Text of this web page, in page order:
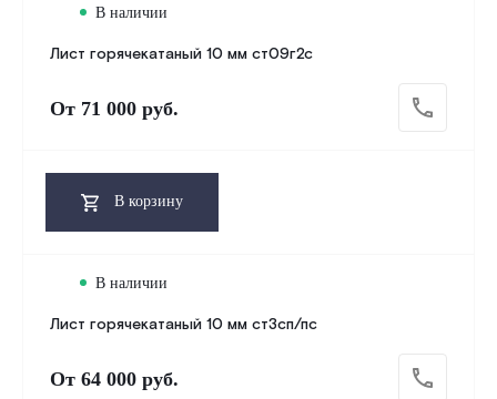
Лист горячекатаный 10 мм ст09г2с
В наличии
От 71 000 руб.
В корзину
Лист горячекатаный 10 мм ст3сп/пс
В наличии
От 64 000 руб.